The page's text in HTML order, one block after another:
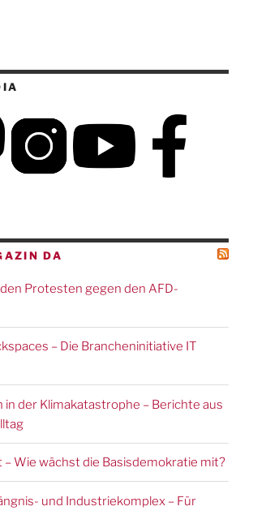
DA
Protesten gegen den AFD-
– Die Brancheninitiative IT
in der Klimakatastrophe – Berichte aus
– Wie wächst die Basisdemokratie mit?
und Industriekomplex – Für